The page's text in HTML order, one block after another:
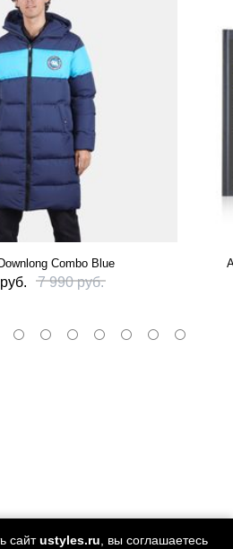
Combo Blue
7 990 руб.
сайтustyles.ru , вы соглашаетесь